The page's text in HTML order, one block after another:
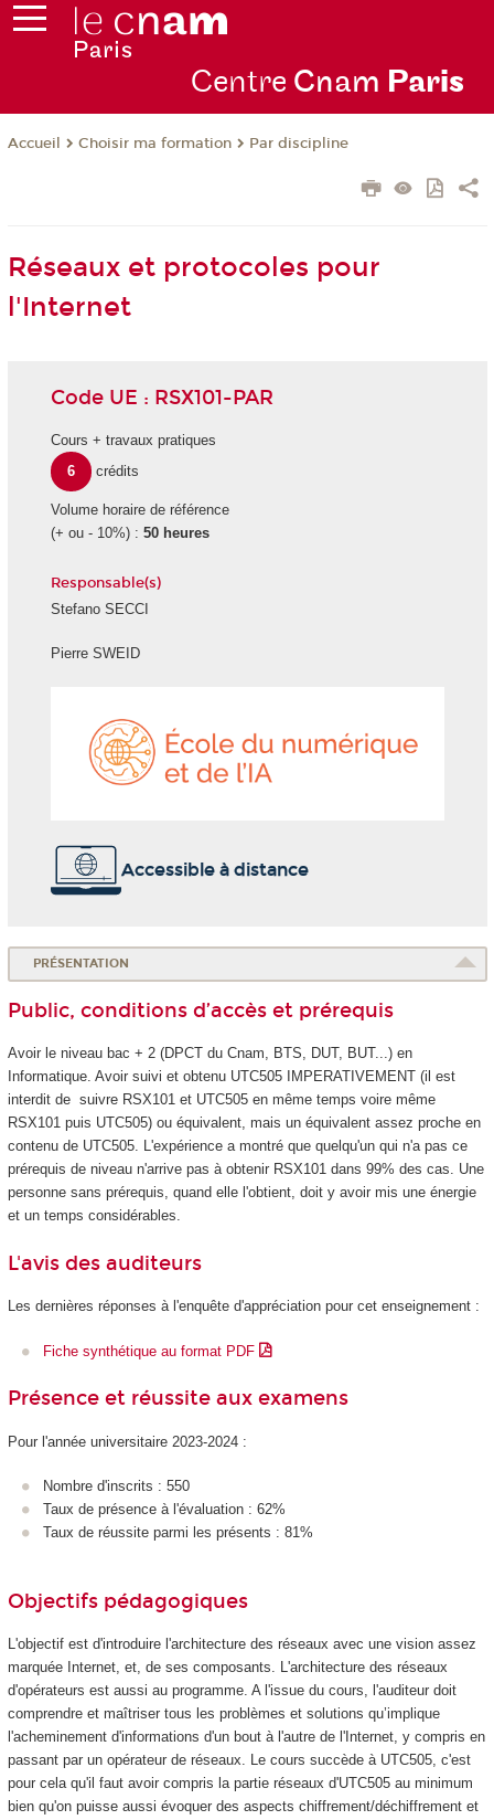
Centre Cnam Paris
Accueil Choisir ma formation Par discipline
Réseaux et protocoles pour
l'Internet
Code UE : RSX101-PAR
Cours + travaux pratiques
6
crédits
Volume horaire de référence
(+ ou - 10%) : 50 heures
Responsable(s)
Stefano SECCI
Pierre SWEID
Accessible à distance
PRÉSENTATION
Public, conditions d’accès et prérequis
Avoir le niveau bac + 2 (DPCT du Cnam, BTS, DUT, BUT...) en
Informatique. Avoir suivi et obtenu UTC505 IMPERATIVEMENT (il est
interdit de suivre RSX101 et UTC505 en même temps voire même
RSX101 puis UTC505) ou équivalent, mais un équivalent assez proche en
contenu de UTC505. L'expérience a montré que quelqu'un qui n'a pas ce
prérequis de niveau n'arrive pas à obtenir RSX101 dans 99% des cas. Une
personne sans prérequis, quand elle l'obtient, doit y avoir mis une énergie
et un temps considérables.
L'avis des auditeurs
Les dernières réponses à l'enquête d'appréciation pour cet enseignement :
Fiche synthétique au format PDF
Présence et réussite aux examens
Pour l'année universitaire 2023-2024 :
Nombre d'inscrits : 550
Taux de présence à l'évaluation : 62%
Taux de réussite parmi les présents : 81%
Objectifs pédagogiques
L'objectif est d'introduire l'architecture des réseaux avec une vision assez
marquée Internet, et, de ses composants. L'architecture des réseaux
d'opérateurs est aussi au programme. A l'issue du cours, l'auditeur doit
comprendre et maîtriser tous les problèmes et solutions qu’implique
l'acheminement d'informations d'un bout à l'autre de l'Internet, y compris en
passant par un opérateur de réseaux. Le cours succède à UTC505, c'est
pour cela qu'il faut avoir compris la partie réseaux d'UTC505 au minimum
bien qu'on puisse aussi évoquer des aspects chiffrement/déchiffrement et